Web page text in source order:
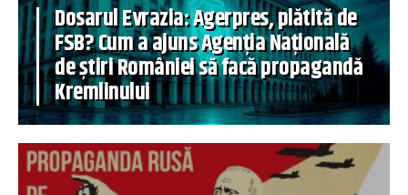
Dosarul Evrazia: Agerpres, plătită de
FSB? Cum a ajuns Agenția Națională
de știri României să facă propagandă
Kremlinului